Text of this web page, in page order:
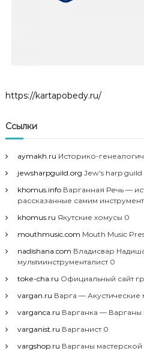
https://kartapobedy.ru/
Ссылки
aymakh.ru Историко-
jewsharpguild.org Jew’s harp guild
khomus.infoВарганная Речь —
рассказанные самим
khomus.ru Якутские хомусы 0
mouthmusic.com Mouth Music
nadishana.com Владисвар
мультиинструменталист 0
toke-cha.ru Официальный сайт
vargan.ru Варга — Акустические
varganca.ru Варганка — Варганы
varganist.ru Варганист 0
vargshop.ru Варганы